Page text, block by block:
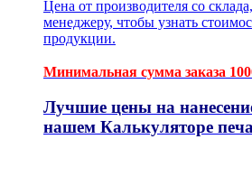
Цена от производителя со
менеджеру, чтобы узнать
продукции.
Минимальная сумма заказа
Лучшие цены на
нашем Калькуляторе